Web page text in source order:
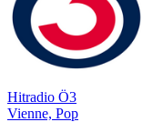
Hitradio Ö3
Vienne, Pop